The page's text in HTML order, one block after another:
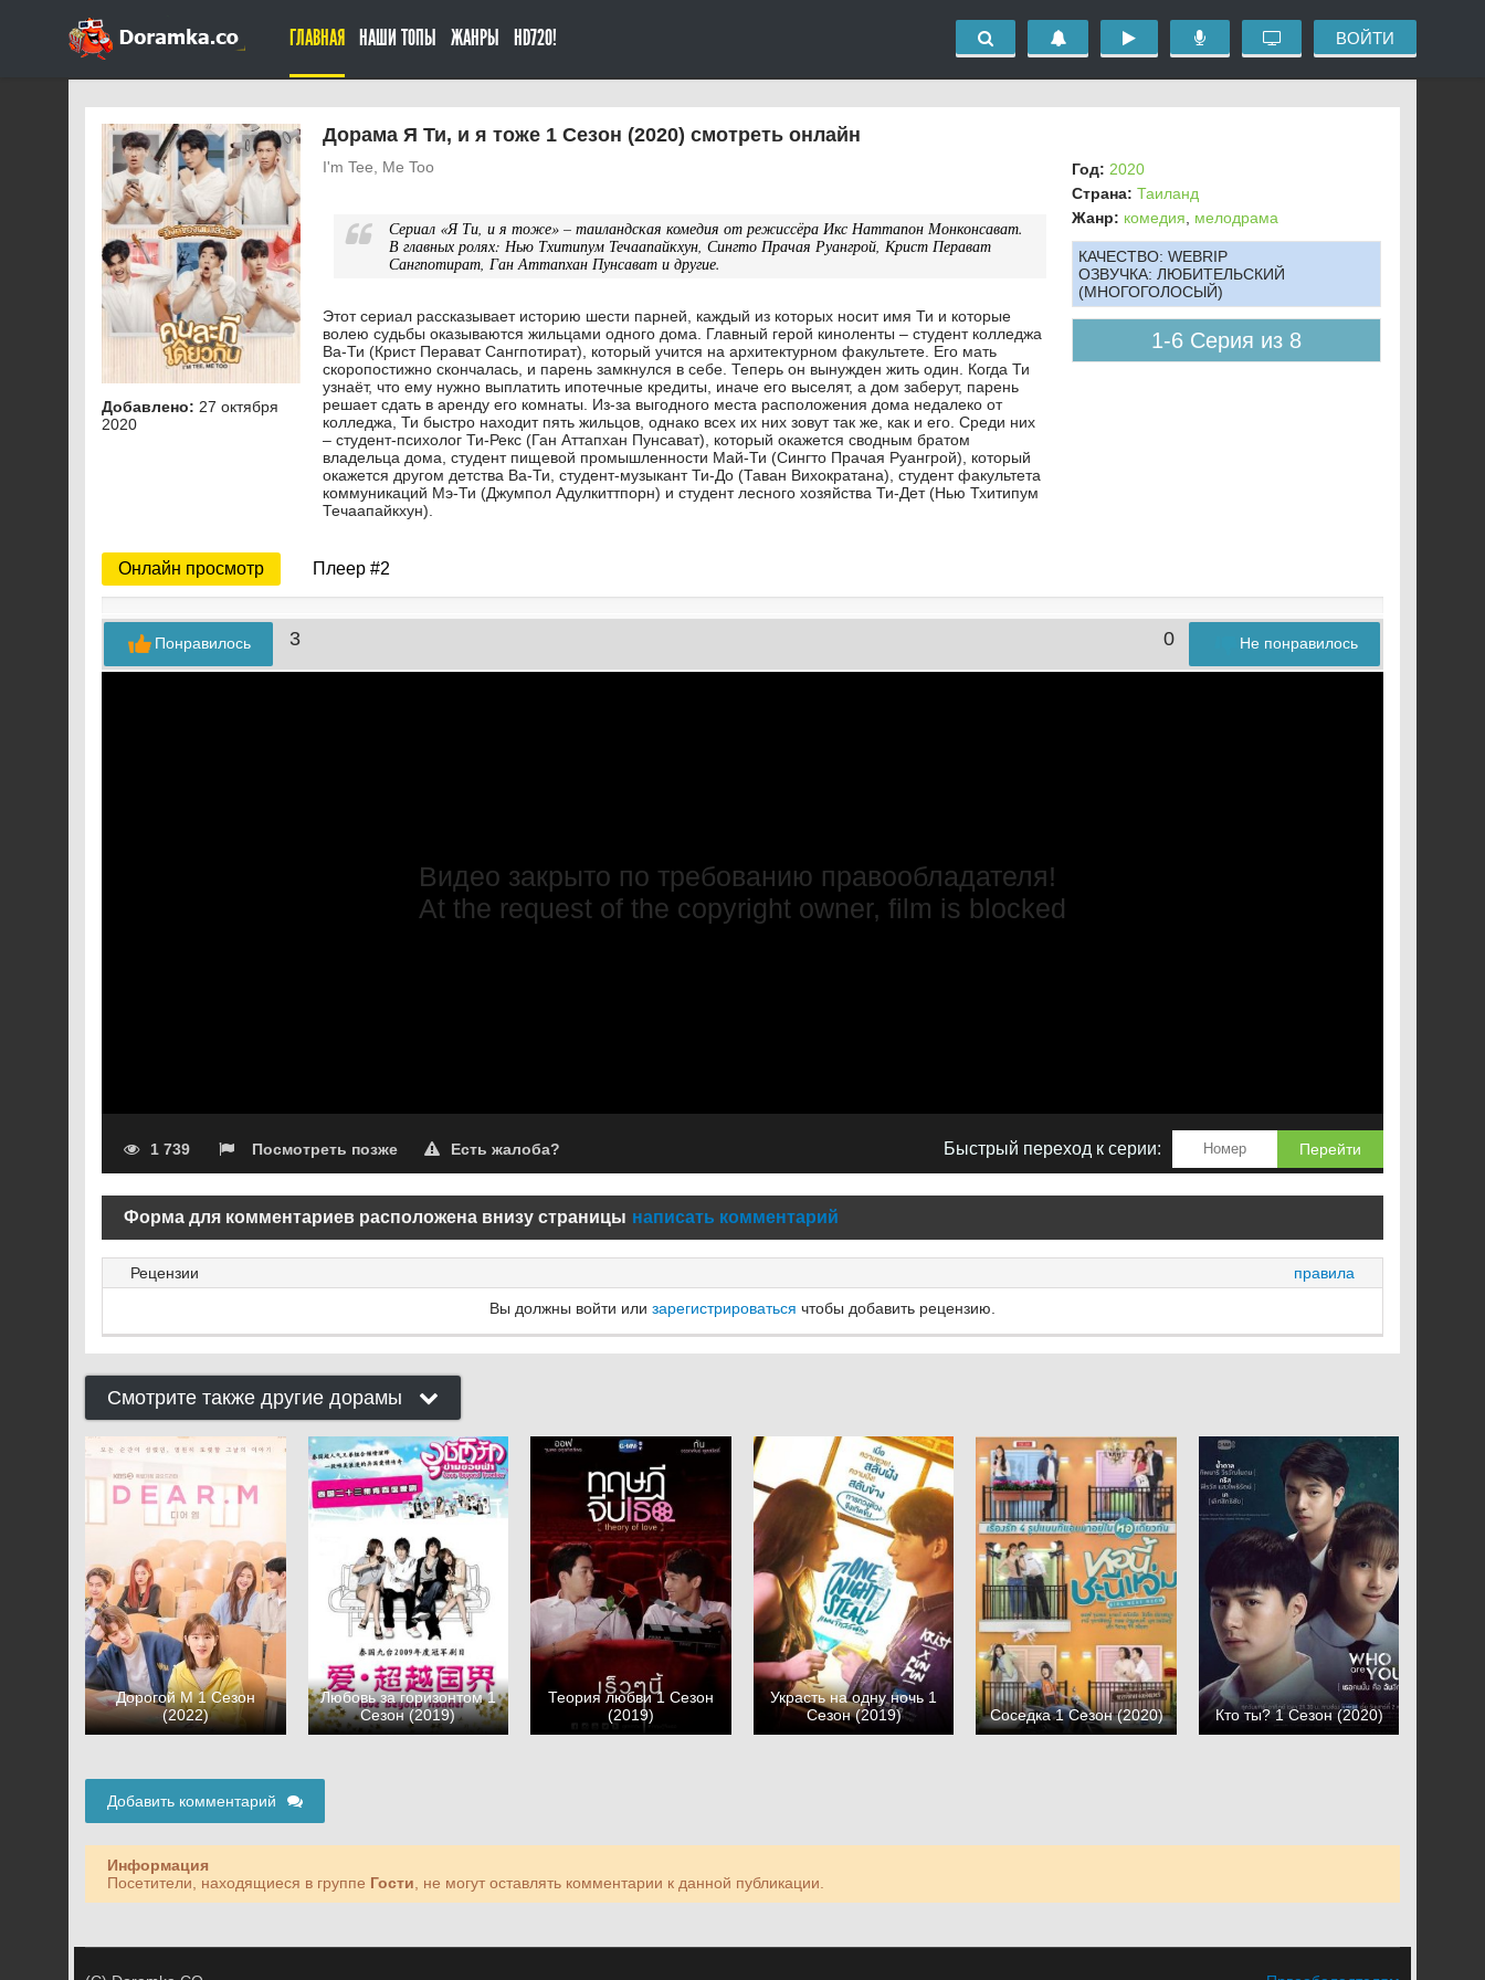
ГЛАВНАЯ НАШИ ТОПЫ ЖАНРЫ HD720! ВОЙТИ
Дорама Я Ти, и я тоже 1 Сезон (2020) смотреть онлайн
I'm Tee, Me Too
Сериал «Я Ти, и я тоже» – таиландская комедия от режиссёра Икс Наттапон Монконсават.
В главных ролях: Нью Тхитипум Течаапайкхун, Сингто Прачая Руангрой, Крист Перават
Сангпотират, Ган Аттапхан Пунсават и другие.
Этот сериал рассказывает историю шести парней, каждый из которых носит имя Ти и которые
волею судьбы оказываются жильцами одного дома. Главный герой киноленты – студент колледжа
Ва-Ти (Крист Перават Сангпотират), который учится на архитектурном факультете. Его мать
скоропостижно скончалась, и парень замкнулся в себе. Теперь он вынужден жить один. Когда Ти
узнаёт, что ему нужно выплатить ипотечные кредиты, иначе его выселят, а дом заберут, парень
решает сдать в аренду его комнаты. Из-за выгодного места расположения дома недалеко от
колледжа, Ти быстро находит пять жильцов, однако всех их них зовут так же, как и его. Среди них
– студент-психолог Ти-Рекс (Ган Аттапхан Пунсават), который окажется сводным братом
владельца дома, студент пищевой промышленности Май-Ти (Сингто Прачая Руангрой), который
окажется другом детства Ва-Ти, студент-музыкант Ти-До (Таван Вихократана), студент факультета
коммуникаций Мэ-Ти (Джумпол Адулкиттпорн) и студент лесного хозяйства Ти-Дет (Нью Тхитипум
Течаапайкхун).
Добавлено: 27 октября
2020
Год: 2020
Страна: Таиланд
Жанр: комедия мелодрама
КАЧЕСТВО: WEBRIP
ОЗВУЧКА: ЛЮБИТЕЛЬСКИЙ
(МНОГОГОЛОСЫЙ)
1-6 Серия из 8
Онлайн просмотр Плеер #2
3 0 Не понравилось
Понравилось
Видео закрыто по требованию правообладателя!
At the request of the copyright owner, film is blocked
1 739 Посмотреть позже Есть жалоба? Быстрый переход к серии: Перейти
Форма для комментариев расположена внизу страницы написать комментарий
Рецензии
правила
Вы должны войти или зарегистрироваться чтобы добавить рецензию.
Смотрите также другие дорамы
Дорогой М 1 Сезон
(2022)
Любовь за горизонтом 1
Сезон (2019)
Теория любви 1 Сезон
(2019)
Украсть на одну ночь 1
Сезон (2019)
Соседка 1 Сезон (2020) Кто ты? 1 Сезон (2020)
Добавить комментарий
Информация
Посетители, находящиеся в группе Гости , не могут оставлять комментарии к данной публикации.